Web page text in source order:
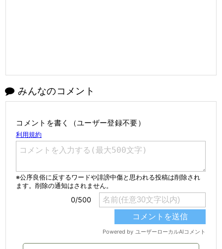
みんなのコメント
コメントを書く（ユーザー登録不要）